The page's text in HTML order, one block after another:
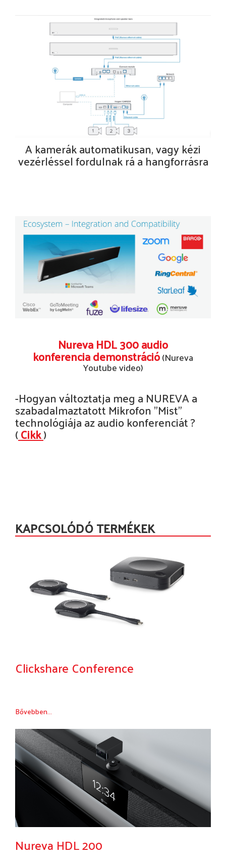
A kamerák automatikusan, vagy kézi
vezérléssel fordulnak rá a hangforrásra
Nureva HDL 300 audio
konferenciademonstráció(Nureva
Youtube video)
-Hogyan változtatja meg a NUREVA a
szabadalmaztatott Mikrofon "Mist"
technológiája az audio konferenciát ?
(Cikk)
KAPCSOLÓDÓ TERMÉKEK
Clickshare Conference
Bővebben...
Nureva HDL 200